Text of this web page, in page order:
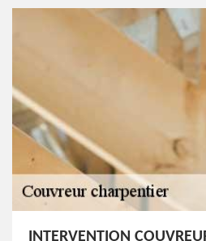
INTERVENTION